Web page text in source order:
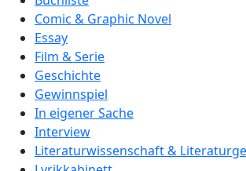
Comic & Graphic Novel
Essay
Film & Serie
Geschichte
Gewinnspiel
In eigener Sache
Interview
Literaturwissenschaft &